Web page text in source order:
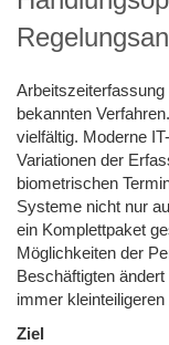
bekannten
vielfältig. Moderne
Variationen der
biometrischen
Systeme nicht nur
ein Komplettpaket
Möglichkeiten der
Beschäftigten
immer
Ziel